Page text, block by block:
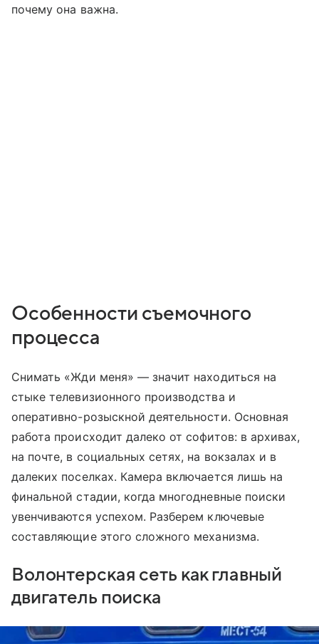
почему она важна.
Особенности съемочного
процесса
Снимать «Жди меня» — значит находиться на
стыке телевизионного производства и
оперативно-розыскной деятельности. Основная
работа происходит далеко от софитов: в архивах,
на почте, в социальных сетях, на вокзалах и в
далеких поселках. Камера включается лишь на
финальной стадии, когда многодневные поиски
увенчиваются успехом. Разберем ключевые
составляющие этого сложного механизма.
Волонтерская сеть как главный
двигатель поиска